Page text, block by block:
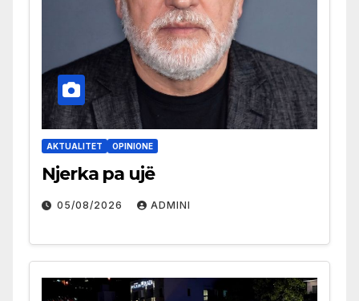
AKTUALITET OPINIONE
Njerka pa ujë
05/08/2026 ADMINI